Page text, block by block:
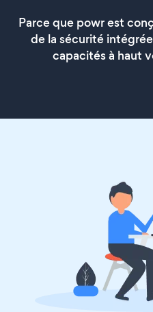
Parce que powr est
de la sécurité
capacités à haut